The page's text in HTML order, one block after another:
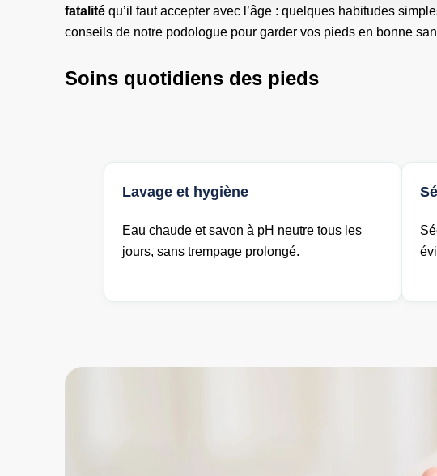
fatalité qu’il faut accepter avec l’âge : quelques habitudes
conseils de notre podologue pour garder vos pieds en bonne
Soins quotidiens des pieds
Lavage et hygiène
Eau chaude et savon à pH neutre tous les
jours, sans trempage prolongé.